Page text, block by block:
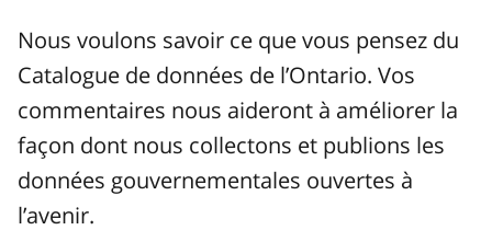
Nous voulons savoir ce que vous pensez du
Catalogue de données de l’Ontario. Vos
commentaires nous aideront à améliorer la
façon dont nous collectons et publions les
données gouvernementales ouvertes à
l’avenir.